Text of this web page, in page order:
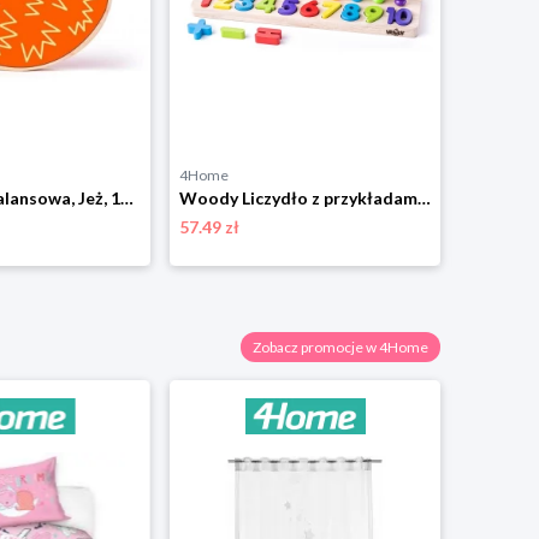
Woody Gra balansowa, Jeż, 17 cm
4Home
Woody Liczydło z przykładami matematycznymi, 34 x 11,5 x 15,2 cm
57.49 zł
Zobacz promocje w 4Home